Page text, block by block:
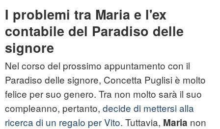
I problemi tra Maria e l'ex
contabile del Paradiso delle
signore
Nel corso del prossimo appuntamento con il
Paradiso delle signore, Concetta Puglisi è molto
felice per suo genero. Tra non molto sarà il suo
compleanno, pertanto, decide di mettersi alla
ricerca di un regalo per Vito. Tuttavia, Maria non